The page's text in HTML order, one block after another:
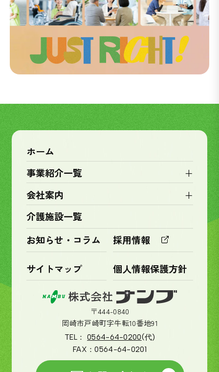
ホーム
事業紹介一覧
+
会社案内 +
介護施設一覧
お知らせ・コラム
採用情報
サイトマップ 個人情報保護方針
〒444-0840
岡崎市戸崎町字牛転10番地91
TEL： 0564-64-0200(代)
FAX：0564-64-0201